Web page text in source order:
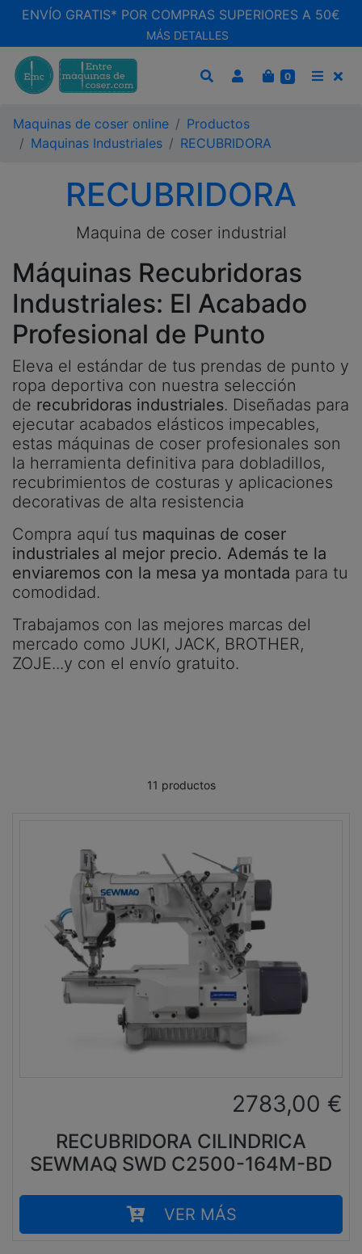
ENVÍO GRATIS* POR COMPRAS SUPERIORES A 50€
MÁS DETALLES
CARRITO
0
Maquinas de coser online
Productos
Maquinas Industriales
RECUBRIDORA
RECUBRIDORA
Maquina de coser industrial
Máquinas Recubridoras
Industriales: El Acabado
Profesional de Punto
Eleva el estándar de tus prendas de punto y
ropa deportiva con nuestra selección
de recubridoras industriales. Diseñadas para
ejecutar acabados elásticos impecables,
estas máquinas de coser profesionales son
la herramienta definitiva para dobladillos,
recubrimientos de costuras y aplicaciones
decorativas de alta resistencia
Compra aquí tus maquinas de coser
industriales al mejor precio. Además te la
enviaremos con la mesa ya montada para tu
comodidad.
Trabajamos con las mejores marcas del
mercado como JUKI, JACK, BROTHER,
ZOJE...y con el envío gratuito.
11 productos
2783,00 €
RECUBRIDORA CILINDRICA
SEWMAQ SWD C2500-164M-BD
VER MÁS